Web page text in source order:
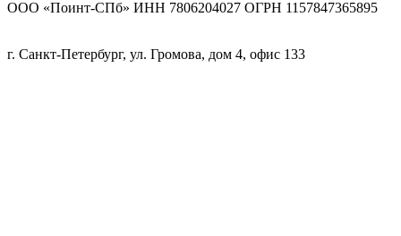
ООО «Поинт-СПб» ИНН 7806204027 ОГРН 1157847365895
г. Санкт-Петербург, ул. Громова, дом 4, офис 133